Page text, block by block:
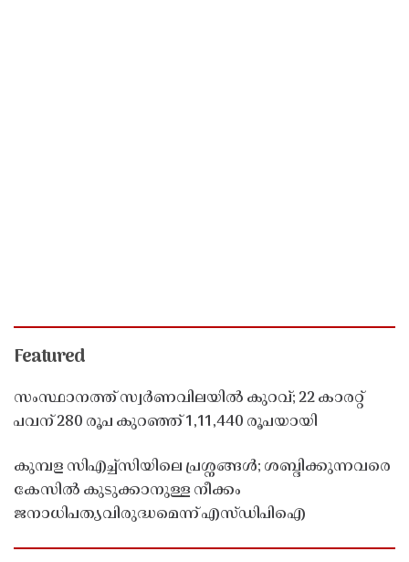
Featured
സംസ്ഥാനത്ത് സ്വർണവിലയിൽ കുറവ്; 22 കാരറ്റ്
പവന് 280 രൂപ കുറഞ്ഞ് 1,11,440 രൂപയായി
കുമ്പള സിഎച്ച്സിയിലെ പ്രശ്നങ്ങൾ; ശബ്ദിക്കുന്നവരെ
കേസിൽ കുടുക്കാനുള്ള നീക്കം
ജനാധിപത്യവിരുദ്ധമെന്ന് എസ്ഡിപിഐ